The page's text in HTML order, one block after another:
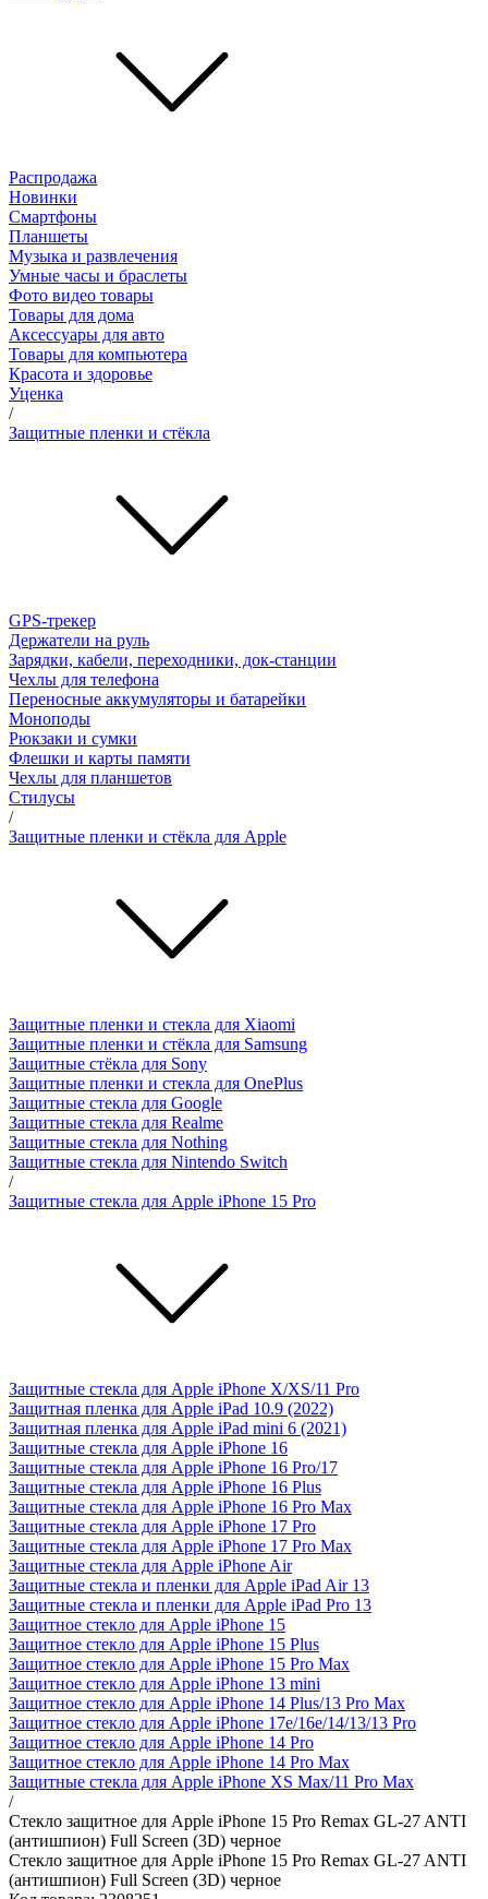
Распродажа
Новинки
Смартфоны
Планшеты
Музыка и развлечения
Умные часы и браслеты
Фото видео товары
Товары для дома
Аксессуары для авто
Товары для компьютера
Красота и здоровье
Уценка
/
Защитные пленки и стёкла
GPS-трекер
Держатели на руль
Зарядки, кабели, переходники, док-станции
Чехлы для телефона
Переносные аккумуляторы и батарейки
Моноподы
Рюкзаки и сумки
Флешки и карты памяти
Чехлы для планшетов
Стилусы
/
Защитные пленки и стёкла для Apple
Защитные пленки и стекла для Xiaomi
Защитные пленки и стёкла для Samsung
Защитные стёкла для Sony
Защитные пленки и стекла для OnePlus
Защитные стекла для Google
Защитные стекла для Realme
Защитные стекла для Nothing
Защитные стекла для Nintendo Switch
/
Защитные стекла для Apple iPhone 15 Pro
Защитные стекла для Apple iPhone X/XS/11 Pro
Защитная пленка для Apple iPad 10.9 (2022)
Защитная пленка для Apple iPad mini 6 (2021)
Защитные стекла для Apple iPhone 16
Защитные стекла для Apple iPhone 16 Pro/17
Защитные стекла для Apple iPhone 16 Plus
Защитные стекла для Apple iPhone 16 Pro Max
Защитные стекла для Apple iPhone 17 Pro
Защитные стекла для Apple iPhone 17 Pro Max
Защитные стекла для Apple iPhone Air
Защитные стекла и пленки для Apple iPad Air 13
Защитные стекла и пленки для Apple iPad Pro 13
Защитное стекло для Apple iPhone 15
Защитное стекло для Apple iPhone 15 Plus
Защитное стекло для Apple iPhone 15 Pro Max
Защитное стекло для Apple iPhone 13 mini
Защитное стекло для Apple iPhone 14 Plus/13 Pro Max
Защитное стекло для Apple iPhone 17e/16е/14/13/13 Pro
Защитное стекло для Apple iPhone 14 Pro
Защитное стекло для Apple iPhone 14 Pro Max
Защитные стекла для Apple iPhone XS Max/11 Pro Max
/
Стекло защитное для Apple iPhone 15 Pro Remax GL-27 ANTI
(антишпион) Full Screen (3D) черное
Стекло защитное для Apple iPhone 15 Pro Remax GL-27 ANTI
(антишпион) Full Screen (3D) черное